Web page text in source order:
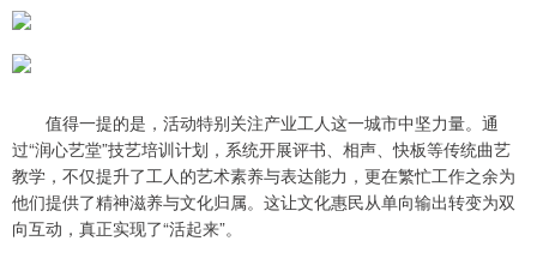
值得一提的是，活动特别关注产业工人这一城市中坚力量。通
过“润心艺堂”技艺培训计划，系统开展评书、相声、快板等传统曲艺
教学，不仅提升了工人的艺术素养与表达能力，更在繁忙工作之余为
他们提供了精神滋养与文化归属。这让文化惠民从单向输出转变为双
向互动，真正实现了“活起来”。